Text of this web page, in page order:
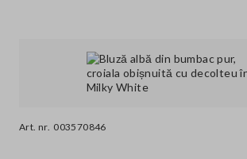
Art. nr. 003570846